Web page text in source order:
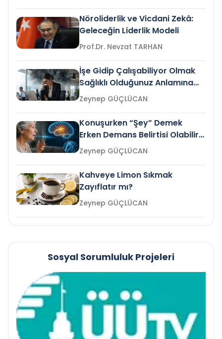
Nöroliderlik ve Vicdani Zekâ:
Geleceğin Liderlik Modeli
Prof.Dr. Nevzat TARHAN
İşe Gidip Çalışabiliyor Olmak
Sağlıklı Olduğunuz Anlamına
Gelir mi?Zeynep GÜÇLÜCAN
Konuşurken “Şey” Demek
Erken Demans Belirtisi Olabilir
mi?
Zeynep GÜÇLÜCAN
Kahveye Limon Sıkmak
Zayıflatır mı?
Zeynep GÜÇLÜCAN
Sosyal Sorumluluk Projeleri